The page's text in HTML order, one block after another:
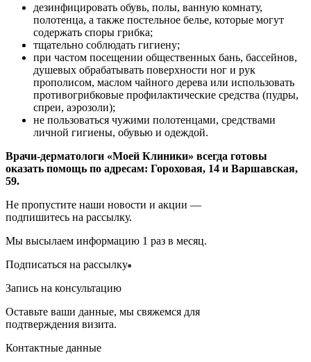
дезинфицировать обувь, полы, ванную комнату,
полотенца, а также постельное белье, которые могут
содержать споры грибка; ­
тщательно соблюдать гигиену; ­
при частом посещении общественных бань, бассейнов,
душевых обрабатывать поверхности ног и рук
прополисом, маслом чайного дерева или использовать
противогрибковые профилактические средства (пудры,
спреи, аэрозоли); ­
не пользоваться чужими полотенцами, средствами
личной гигиены, обувью и одеждой.
Врачи-дерматологи «Моей Клиники» всегда готовы
оказать помощь по адресам: Гороховая, 14 и Варшавская,
59.
Не пропустите наши новости и акции —
подпишитесь на рассылку.
Мы высылаем информацию 1 раз в месяц.
Подписаться на рассылку
Запись на консультацию
Оставьте ваши данные, мы свяжемся для
подтверждения визита.
Контактные данные